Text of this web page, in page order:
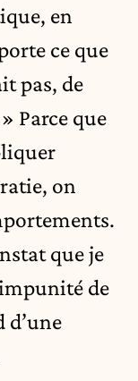
en
ce que
pas, de
Parce que
on
que je
de
d’une